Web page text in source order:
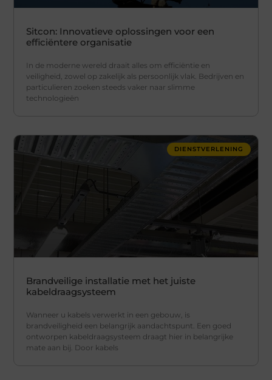
Sitcon: Innovatieve oplossingen voor een
efficiëntere organisatie
In de moderne wereld draait alles om efficiëntie en
veiligheid, zowel op zakelijk als persoonlijk vlak. Bedrijven en
particulieren zoeken steeds vaker naar slimme
technologieën
DIENSTVERLENING
Brandveilige installatie met het juiste
kabeldraagsysteem
Wanneer u kabels verwerkt in een gebouw, is
brandveiligheid een belangrijk aandachtspunt. Een goed
ontworpen kabeldraagsysteem draagt hier in belangrijke
mate aan bij. Door kabels